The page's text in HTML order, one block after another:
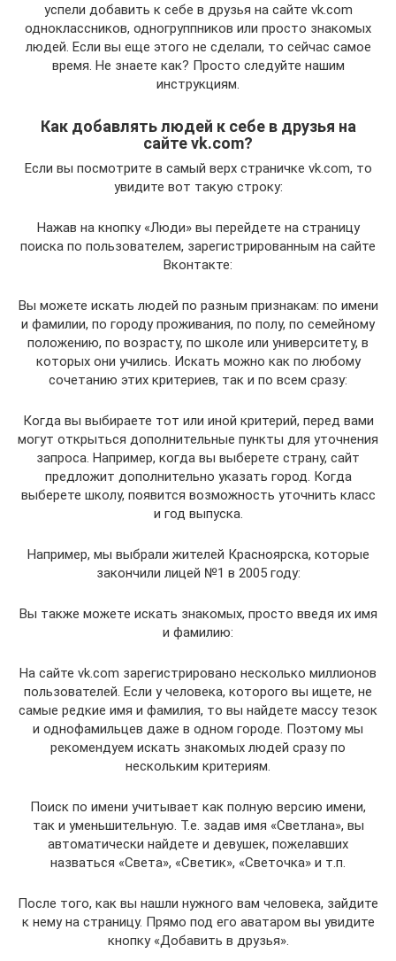
успели добавить к себе в друзья на сайте vk.com
одноклассников, одногруппников или просто знакомых
людей. Если вы еще этого не сделали, то сейчас самое
время. Не знаете как? Просто следуйте нашим
инструкциям.
Как добавлять людей к себе в друзья на
сайте vk.com?
Если вы посмотрите в самый верх страничке vk.com, то
увидите вот такую строку:
Нажав на кнопку «Люди» вы перейдете на страницу
поиска по пользователем, зарегистрированным на сайте
Вконтакте:
Вы можете искать людей по разным признакам: по имени
и фамилии, по городу проживания, по полу, по семейному
положению, по возрасту, по школе или университету, в
которых они учились. Искать можно как по любому
сочетанию этих критериев, так и по всем сразу:
Когда вы выбираете тот или иной критерий, перед вами
могут открыться дополнительные пункты для уточнения
запроса. Например, когда вы выберете страну, сайт
предложит дополнительно указать город. Когда
выберете школу, появится возможность уточнить класс
и год выпуска.
Например, мы выбрали жителей Красноярска, которые
закончили лицей №1 в 2005 году:
Вы также можете искать знакомых, просто введя их имя
и фамилию:
На сайте vk.com зарегистрировано несколько миллионов
пользователей. Если у человека, которого вы ищете, не
самые редкие имя и фамилия, то вы найдете массу тезок
и однофамильцев даже в одном городе. Поэтому мы
рекомендуем искать знакомых людей сразу по
нескольким критериям.
Поиск по имени учитывает как полную версию имени,
так и уменьшительную. Т.е. задав имя «Светлана», вы
автоматически найдете и девушек, пожелавших
назваться «Света», «Светик», «Светочка» и т.п.
После того, как вы нашли нужного вам человека, зайдите
к нему на страницу. Прямо под его аватаром вы увидите
кнопку «Добавить в друзья».